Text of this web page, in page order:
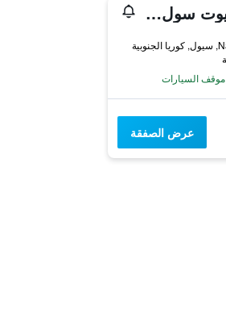
كورتيارد باي ماريوت سول ميونغدونج
موقف السيارات
عرض الصفقة